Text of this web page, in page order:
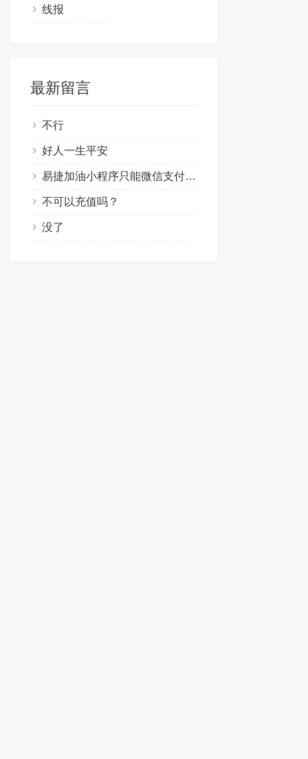
线报
最新留言
不行
好人一生平安
易捷加油小程序只能微信支付，易捷加油app银联支付里面没有农行选项，总结：不知道真假的线索
不可以充值吗？
没了